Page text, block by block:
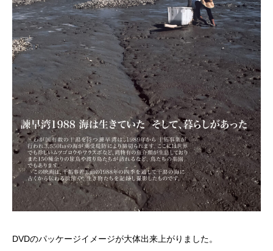
DVDのパッケージイメージが大体出来上がりました。